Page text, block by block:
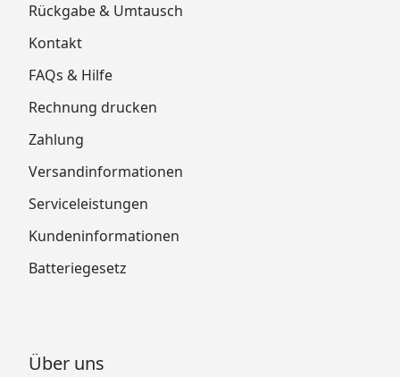
Rückgabe & Umtausch
Kontakt
FAQs & Hilfe
Rechnung drucken
Zahlung
Versandinformationen
Serviceleistungen
Kundeninformationen
Batteriegesetz
Über uns